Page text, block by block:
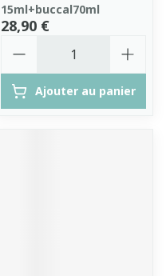
15ml+buccal70ml
28,90 €
Ajouter au panier